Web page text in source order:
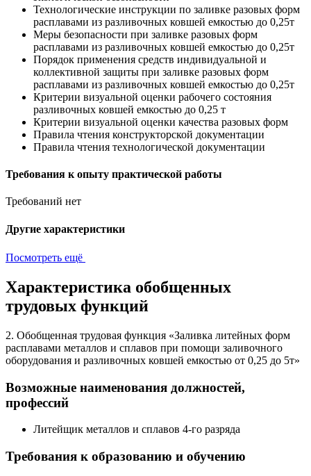
Технологические инструкции по заливке разовых форм
расплавами из разливочных ковшей емкостью до 0,25т
Меры безопасности при заливке разовых форм
расплавами из разливочных ковшей емкостью до 0,25т
Порядок применения средств индивидуальной и
коллективной защиты при заливке разовых форм
расплавами из разливочных ковшей емкостью до 0,25т
Критерии визуальной оценки рабочего состояния
разливочных ковшей емкостью до 0,25 т
Критерии визуальной оценки качества разовых форм
Правила чтения конструкторской документации
Правила чтения технологической документации
Требования к опыту практической работы
Требований нет
Другие характеристики
Посмотреть ещё
Характеристика обобщенных
трудовых функций
2. Обобщенная трудовая функция «Заливка литейных форм
расплавами металлов и сплавов при помощи заливочного
оборудования и разливочных ковшей емкостью от 0,25 до 5т»
Возможные наименования должностей,
профессий
Литейщик металлов и сплавов 4-го разряда
Требования к образованию и обучению